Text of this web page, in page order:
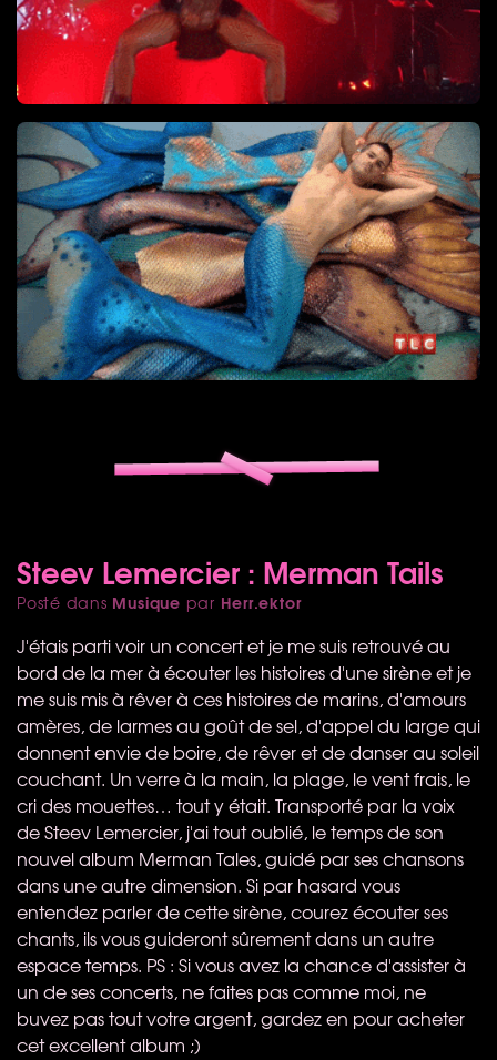
Steev Lemercier : Merman Tails
Posté dans Musique par Herr.ektor
J'étais parti voir un concert et je me suis retrouvé au
bord de la mer à écouter les histoires d'une sirène et je
me suis mis à rêver à ces histoires de marins, d'amours
amères, de larmes au goût de sel, d'appel du large qui
donnent envie de boire, de rêver et de danser au soleil
couchant. Un verre à la main, la plage, le vent frais, le
cri des mouettes… tout y était. Transporté par la voix
de Steev Lemercier, j'ai tout oublié, le temps de son
nouvel album Merman Tales, guidé par ses chansons
dans une autre dimension. Si par hasard vous
entendez parler de cette sirène, courez écouter ses
chants, ils vous guideront sûrement dans un autre
espace temps. PS : Si vous avez la chance d'assister à
un de ses concerts, ne faites pas comme moi, ne
buvez pas tout votre argent, gardez en pour acheter
cet excellent album ;)